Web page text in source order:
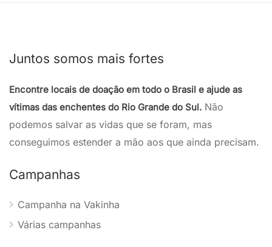
Juntos somos mais fortes
Encontre locais de doação em todo o Brasil e ajude as
vítimas das enchentes do Rio Grande do Sul. Não
podemos salvar as vidas que se foram, mas
conseguimos estender a mão aos que ainda precisam.
Campanhas
Campanha na Vakinha
Várias campanhas